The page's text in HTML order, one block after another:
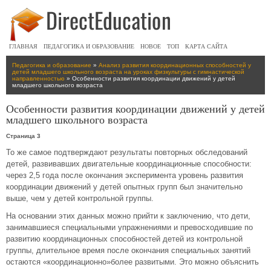
ГЛАВНАЯ ПЕДАГОГИКА И ОБРАЗОВАНИЕ НОВОЕ ТОП КАРТА САЙТА
Педагогика и образование » Анализ развития координационных способностей у
детей младшего школьного возраста на уроках физкультуры с гимнастической
направленностью » Особенности развития координации движений у детей
младшего школьного возраста
Особенности развития координации движений у детей
младшего школьного возраста
Страница 3
То же самое подтверждают результаты повторных обследований
детей, развивавших двигательные координационные способности:
через 2,5 года после окончания эксперимента уровень развития
координации движений у детей опытных групп был значительно
выше, чем у детей контрольной группы.
На основании этих данных можно прийти к заключению, что дети,
занимавшиеся специальными упражнениями и превосходившие по
развитию координационных способностей детей из контрольной
группы, длительное время после окончания специальных занятий
остаются «координационно»более развитыми. Это можно объяснить